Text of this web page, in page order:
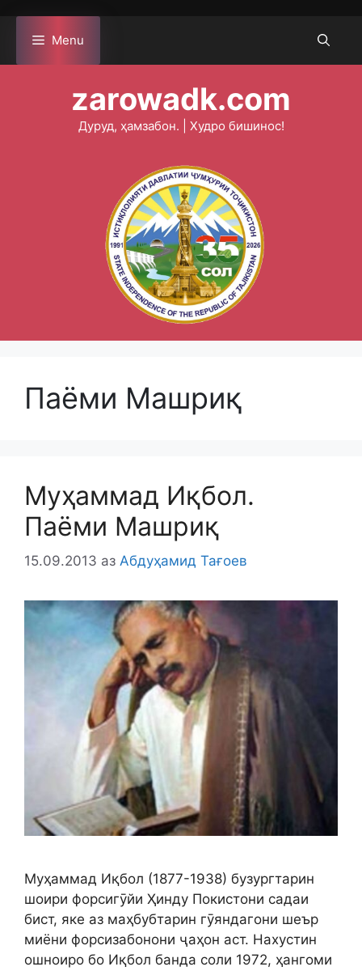
content
Menu
zarowadk.com
Дуруд, ҳамзабон. | Худро бишинос!
Паёми Машриқ
Муҳаммад Иқбол.
Паёми Машриқ
15.09.2013 аз Абдуҳамид Тағоев
Муҳаммад Иқбол (1877-1938) бузургтарин
шоири форсигӯйи Ҳинду Покистони садаи
бист, яке аз маҳбубтарин гӯяндагони шеър
миёни форсизабонони ҷаҳон аст. Нахустин
ошноиро бо Иқбол банда соли 1972, ҳангоми